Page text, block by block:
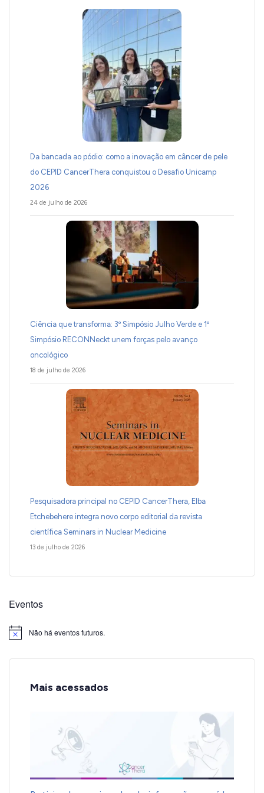
Da bancada ao pódio: como a inovação em câncer de pele
do CEPID CancerThera conquistou o Desafio Unicamp
2026
24 de julho de 2026
Ciência que transforma: 3º Simpósio Julho Verde e 1º
Simpósio RECONNeckt unem forças pelo avanço
oncológico
18 de julho de 2026
Pesquisadora principal no CEPID CancerThera, Elba
Etchebehere integra novo corpo editorial da revista
científica Seminars in Nuclear Medicine
13 de julho de 2026
Eventos
Notice Não há eventos futuros.
Mais acessados